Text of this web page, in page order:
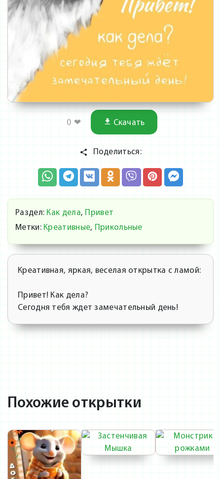
0 ❤ Скачать
Поделиться:
Раздел: Как дела, Привет
Метки: Креативные, Прикольные
Креативная, яркая, веселая открытка с ламой:
Привет! Как дела?
Сегодня тебя ждет замечательный день!
Похожие открытки